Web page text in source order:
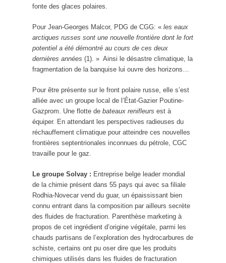
fonte des glaces polaires.
Pour Jean-Georges Malcor, PDG de CGG: « les eaux
arctiques russes sont une nouvelle frontière dont le fort
potentiel a été démontré au cours de ces deux
dernières années (1). » Ainsi le désastre climatique, la
fragmentation de la banquise lui ouvre des horizons…
Pour être présente sur le front polaire russe, elle s’est
alliée avec un groupe local de l’État-Gazier Poutine-
Gazprom. Une flotte de bateaux renifleurs est à
équiper. En attendant les perspectives radieuses du
réchauffement climatique pour atteindre ces nouvelles
frontières septentrionales inconnues du pétrole, CGC
travaille pour le gaz.
Le groupe Solvay : Entreprise belge leader mondial
de la chimie présent dans 55 pays qui avec sa filiale
Rodhia-Novecar vend du guar, un épaississant bien
connu entrant dans la composition par ailleurs secrète
des fluides de fracturation. Parenthèse marketing à
propos de cet ingrédient d’origine végétale, parmi les
chauds partisans de l’exploration des hydrocarbures de
schiste, certains ont pu oser dire que les produits
chimiques utilisés dans les fluides de fracturation